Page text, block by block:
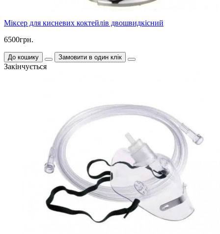
Міксер для кисневих коктейлів двошвидкісний
6500грн.
До кошику Замовити в один клік
Закінчується